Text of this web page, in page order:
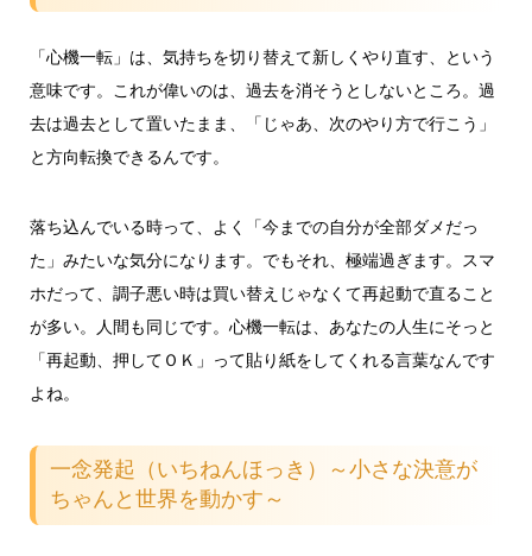
「心機一転」は、気持ちを切り替えて新しくやり直す、という
意味です。これが偉いのは、過去を消そうとしないところ。過
去は過去として置いたまま、「じゃあ、次のやり方で行こう」
と方向転換できるんです。
落ち込んでいる時って、よく「今までの自分が全部ダメだっ
た」みたいな気分になります。でもそれ、極端過ぎます。スマ
ホだって、調子悪い時は買い替えじゃなくて再起動で直ること
が多い。人間も同じです。心機一転は、あなたの人生にそっと
「再起動、押してＯＫ」って貼り紙をしてくれる言葉なんです
よね。
一念発起（いちねんほっき）～小さな決意が
ちゃんと世界を動かす～